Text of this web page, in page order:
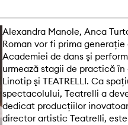
Alexandra Manole, Anca
Roman vor fi prima
Academiei de dans şi
urmează stagii de practică
Linotip şi TEATRELLI. Ca
spectacolului, Teatrelli a
dedicat producțiilor
director artistic Teatrelli,